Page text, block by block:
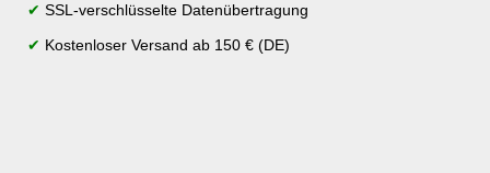
✔ SSL-verschlüsselte Datenübertragung
✔ Kostenloser Versand ab 150 € (DE)